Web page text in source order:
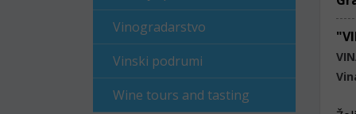
Vinogradarstvo
Vinski podrumi
Wine tours and tasting